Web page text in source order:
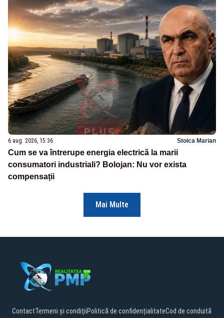
6 aug. 2026, 15:36 Stoica Marian
Cum se va întrerupe energia electrică la marii
consumatori industriali? Bolojan: Nu vor exista
compensații
Mai Multe
ContactTermeni și condițiiPolitică de confidențialitateCod de conduită